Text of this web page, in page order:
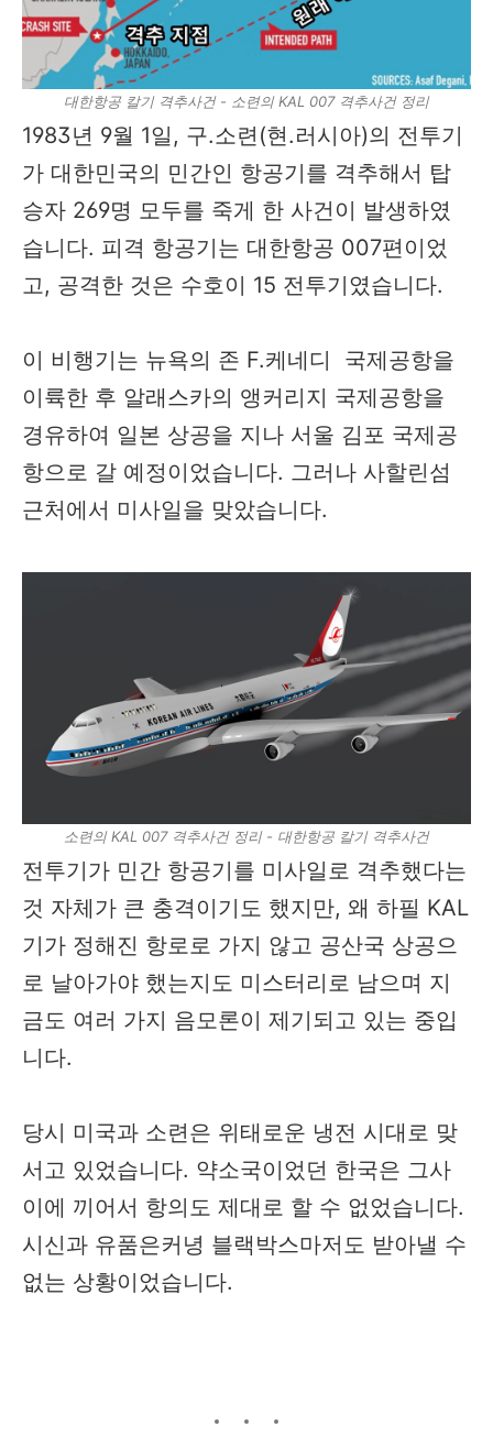
대한항공 칼기 격추사건 - 소련의 KAL 007 격추사건 정리
1983년 9월 1일, 구.소련(현.러시아)의 전투기
가 대한민국의 민간인 항공기를 격추해서 탑
승자 269명 모두를 죽게 한 사건이 발생하였
습니다. 피격 항공기는 대한항공 007편이었
고, 공격한 것은 수호이 15 전투기였습니다.
이 비행기는 뉴욕의 존 F.케네디 국제공항을
이륙한 후 알래스카의 앵커리지 국제공항을
경유하여 일본 상공을 지나 서울 김포 국제공
항으로 갈 예정이었습니다. 그러나 사할린섬
근처에서 미사일을 맞았습니다.
소련의 KAL 007 격추사건 정리 - 대한항공 칼기 격추사건
전투기가 민간 항공기를 미사일로 격추했다는
것 자체가 큰 충격이기도 했지만, 왜 하필 KAL
기가 정해진 항로로 가지 않고 공산국 상공으
로 날아가야 했는지도 미스터리로 남으며 지
금도 여러 가지 음모론이 제기되고 있는 중입
니다.
당시 미국과 소련은 위태로운 냉전 시대로 맞
서고 있었습니다. 약소국이었던 한국은 그사
이에 끼어서 항의도 제대로 할 수 없었습니다.
시신과 유품은커녕 블랙박스마저도 받아낼 수
없는 상황이었습니다.